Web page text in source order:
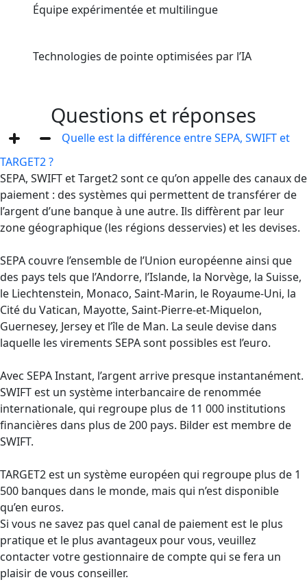
Équipe expérimentée et multilingue
Technologies de pointe optimisées par l’IA
Questions et réponses
Quelle est la différence entre SEPA, SWIFT et
TARGET2 ?
SEPA, SWIFT et Target2 sont ce qu’on appelle des canaux de
paiement : des systèmes qui permettent de transférer de
l’argent d’une banque à une autre. Ils diffèrent par leur
zone géographique (les régions desservies) et les devises.
SEPA couvre l’ensemble de l’Union européenne ainsi que
des pays tels que l’Andorre, l’Islande, la Norvège, la Suisse,
le Liechtenstein, Monaco, Saint-Marin, le Royaume-Uni, la
Cité du Vatican, Mayotte, Saint-Pierre-et-Miquelon,
Guernesey, Jersey et l’île de Man. La seule devise dans
laquelle les virements SEPA sont possibles est l’euro.
Avec SEPA Instant, l’argent arrive presque instantanément.
SWIFT est un système interbancaire de renommée
internationale, qui regroupe plus de 11 000 institutions
financières dans plus de 200 pays. Bilder est membre de
SWIFT.
TARGET2 est un système européen qui regroupe plus de 1
500 banques dans le monde, mais qui n’est disponible
qu’en euros.
Si vous ne savez pas quel canal de paiement est le plus
pratique et le plus avantageux pour vous, veuillez
contacter votre gestionnaire de compte qui se fera un
plaisir de vous conseiller.